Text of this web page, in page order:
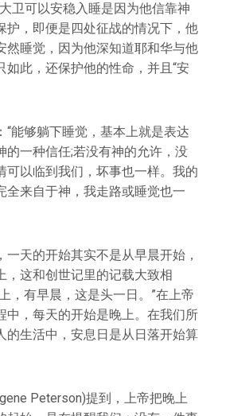
卫可以安稳入睡是因为他信靠神
护，即便是四处征战的情况下，他
然睡觉，因为他深知道耶和华与他
如此，还保护他的性命，并且“安
“能够躺下睡觉，基本上就是表达
的一种信任;若没有神的允许，没
可以临到我们，坏事也一样。我的
全来自于神，我走路或睡觉也一
一天的开始其实不是从早晨开始，
，这和创世记里的记载大致相
，有早晨，这是头一日。”在上帝
中，每天的开始是晚上。在我们所
的生活中，安息日是从日落开始算
Peterson)提到，上帝把晚上